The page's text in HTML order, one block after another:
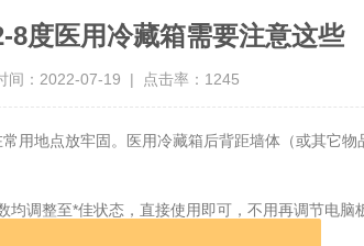
8度医用冷藏箱需要注意这些
间：2022-07-19 | 点击率：1245
用地点放牢固。医用冷藏箱后背距墙体（或其它
整至*佳状态，直接使用即可，不用再调节电脑